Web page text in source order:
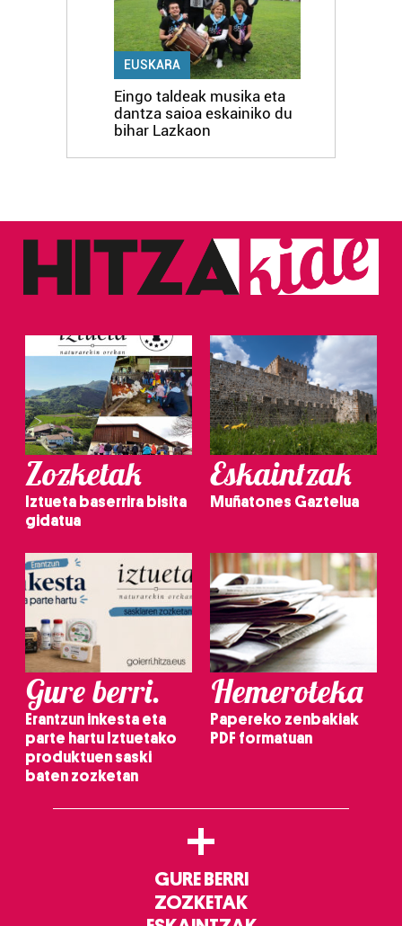
EUSKARA
Eingo taldeak musika eta
dantza saioa eskainiko du
bihar Lazkaon
Zozketak
Iztueta baserrira bisita
gidatua
Eskaintzak
Muñatones Gaztelua
Gure berri.
Erantzun inkesta eta
parte hartu Iztuetako
produktuen saski
baten zozketan
Hemeroteka
Papereko zenbakiak
PDF formatuan
+
GURE BERRI
ZOZKETAK